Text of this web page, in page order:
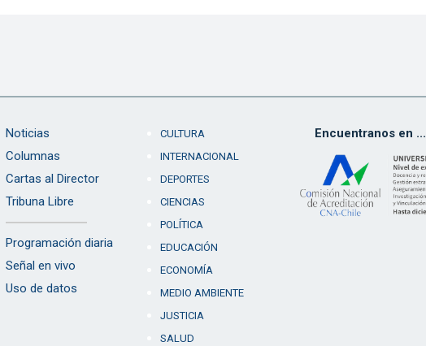
Noticias
Columnas
Cartas al Director
Tribuna Libre
Programación diaria
Señal en vivo
Uso de datos
CULTURA
INTERNACIONAL
DEPORTES
CIENCIAS
POLÍTICA
EDUCACIÓN
ECONOMÍA
MEDIO AMBIENTE
JUSTICIA
SALUD
Encuentranos en ...